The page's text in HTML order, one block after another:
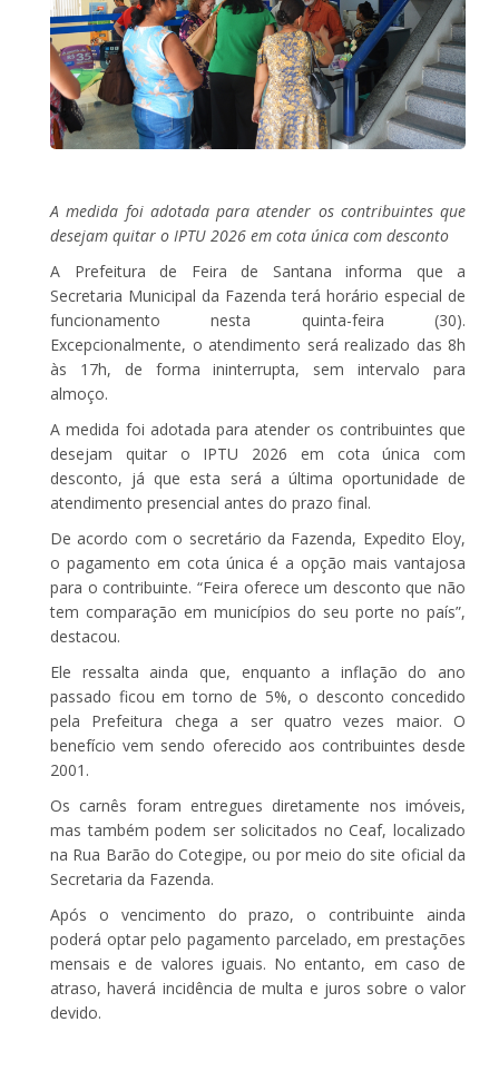
A medida foi adotada para atender os contribuintes que
desejam quitar o IPTU 2026 em cota única com desconto
A Prefeitura de Feira de Santana informa que a
Secretaria Municipal da Fazenda terá horário especial de
funcionamento nesta quinta-feira (30).
Excepcionalmente, o atendimento será realizado das 8h
às 17h, de forma ininterrupta, sem intervalo para
almoço.
A medida foi adotada para atender os contribuintes que
desejam quitar o IPTU 2026 em cota única com
desconto, já que esta será a última oportunidade de
atendimento presencial antes do prazo final.
De acordo com o secretário da Fazenda, Expedito Eloy,
o pagamento em cota única é a opção mais vantajosa
para o contribuinte. “Feira oferece um desconto que não
tem comparação em municípios do seu porte no país”,
destacou.
Ele ressalta ainda que, enquanto a inflação do ano
passado ficou em torno de 5%, o desconto concedido
pela Prefeitura chega a ser quatro vezes maior. O
benefício vem sendo oferecido aos contribuintes desde
2001.
Os carnês foram entregues diretamente nos imóveis,
mas também podem ser solicitados no Ceaf, localizado
na Rua Barão do Cotegipe, ou por meio do site oficial da
Secretaria da Fazenda.
Após o vencimento do prazo, o contribuinte ainda
poderá optar pelo pagamento parcelado, em prestações
mensais e de valores iguais. No entanto, em caso de
atraso, haverá incidência de multa e juros sobre o valor
devido.